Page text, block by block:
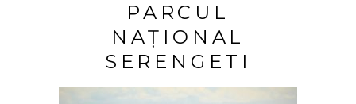
PARCUL
NAȚIONAL
SERENGETI